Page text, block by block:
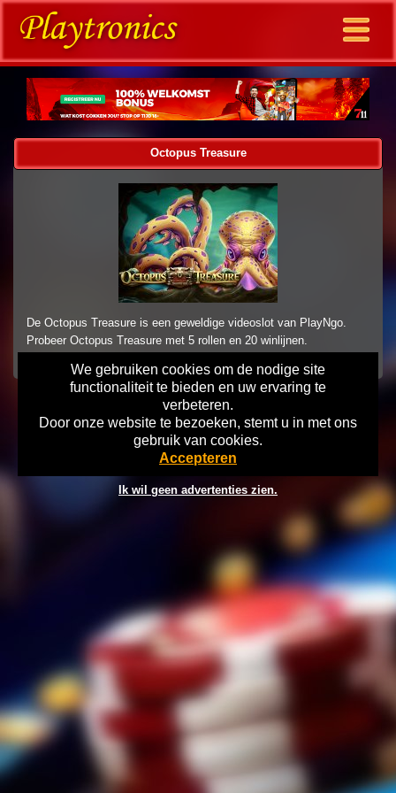
We gebruiken cookies om de nodige site
functionaliteit te bieden en uw ervaring te
verbeteren.
Door onze website te bezoeken, stemt u in met ons
gebruik van cookies.
Accepteren
Octopus Treasure
De Octopus Treasure is een geweldige videoslot van PlayNgo.
Probeer Octopus Treasure met 5 rollen en 20 winlijnen.
Home Disclaimer
Gok Info
©2026 playtronics.nl Verantwoord Gokken Info, Wat kost gokken jou?
Stop op tijd, 18+
Ik wil geen advertenties zien.